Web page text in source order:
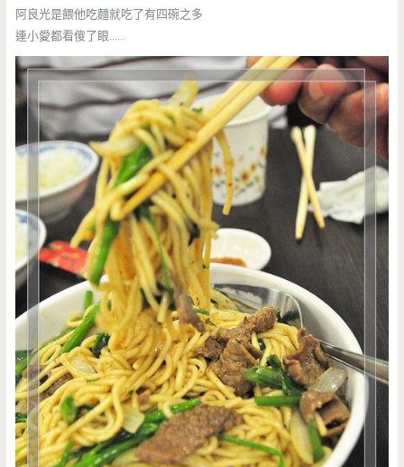
阿良光是餵他吃麵就吃了有四碗之多
連小愛都看傻了眼……